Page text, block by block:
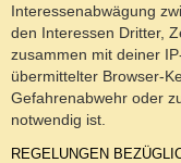
Interessenabwägung
den Interessen Dritter,
zusammen mit deiner
übermittelter Browser-
Gefahrenabwehr oder
notwendig ist.
REGELUNGEN